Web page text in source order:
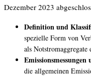
Dezember 2023
Definition und
spezielle Form von
als Notstromaggregate
die allgemeinen